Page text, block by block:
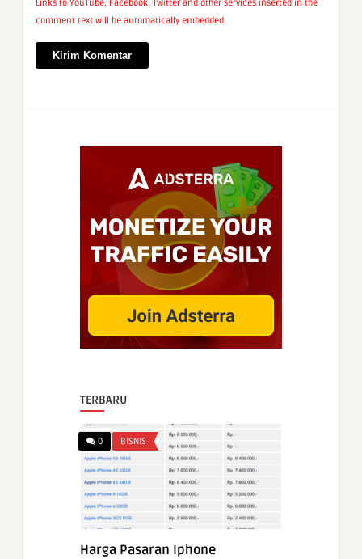
Links to YouTube, Facebook, Twitter and other services inserted in the
comment text will be automatically embedded.
TERBARU
0 BISNIS
Harga Pasaran Iphone